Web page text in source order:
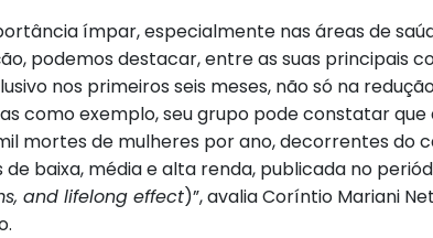
ímpar, especialmente nas áreas de
podemos destacar, entre as suas principais
nos primeiros seis meses, não só na
como exemplo, seu grupo pode constatar
mortes de mulheres por ano, decorrentes do
baixa, média e alta renda, publicada no
and lifelong effect)”, avalia Coríntio Mariani